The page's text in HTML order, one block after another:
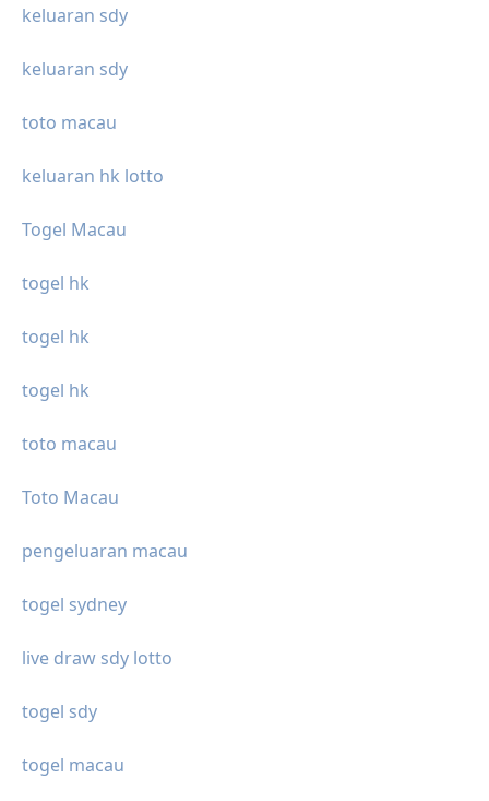
keluaran sdy
keluaran sdy
toto macau
keluaran hk lotto
Togel Macau
togel hk
togel hk
togel hk
toto macau
Toto Macau
pengeluaran macau
togel sydney
live draw sdy lotto
togel sdy
togel macau